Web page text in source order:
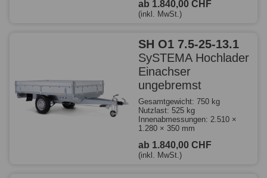
ab 1.840,00 CHF
(inkl. MwSt.)
SH O1 7.5-25-13.1
SySTEMA Hochlader
Einachser
ungebremst
Gesamtgewicht: 750 kg
Nutzlast: 525 kg
Innenabmessungen: 2.510 ×
1.280 × 350 mm
ab 1.840,00 CHF
(inkl. MwSt.)